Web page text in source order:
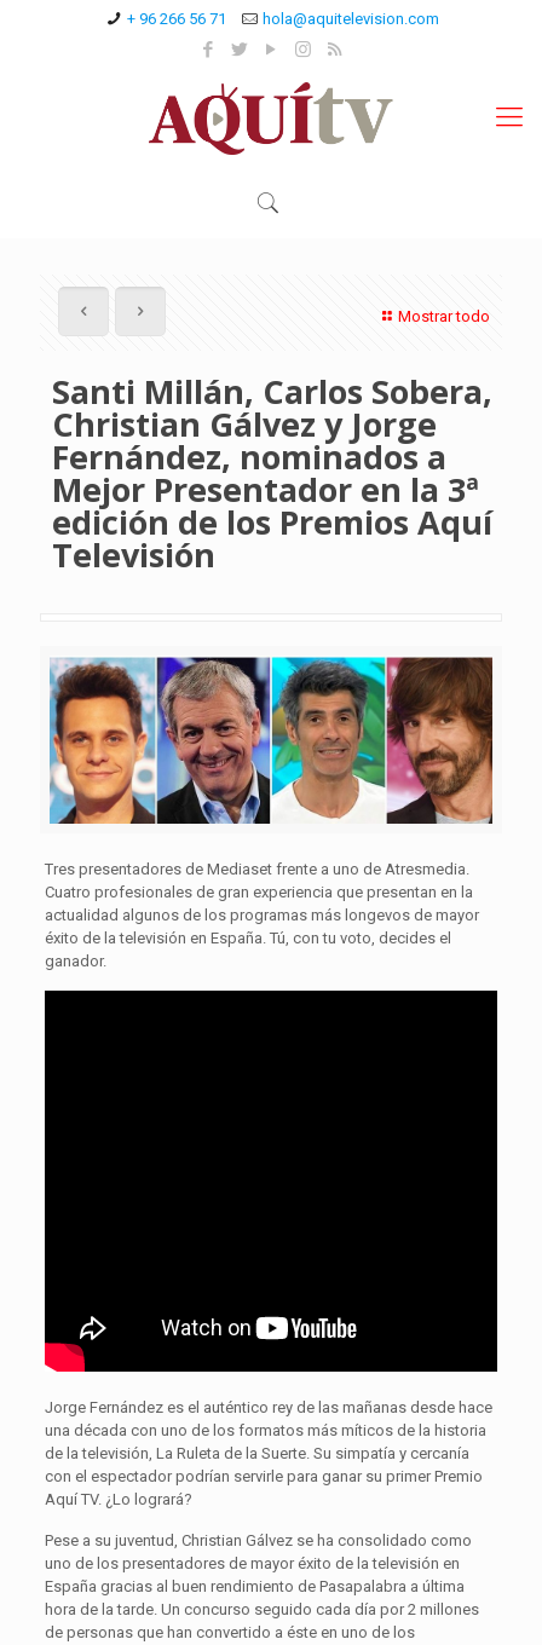
+ 96 266 56 71 hola@aquitelevision.com
Mostrar todo
Santi Millán, Carlos Sobera,
Christian Gálvez y Jorge
Fernández, nominados a
Mejor Presentador en la 3ª
edición de los Premios Aquí
Televisión
Tres presentadores de Mediaset frente a uno de Atresmedia.
Cuatro profesionales de gran experiencia que presentan en la
actualidad algunos de los programas más longevos de mayor
éxito de la televisión en España. Tú, con tu voto, decides el
ganador.
Jorge Fernández es el auténtico rey de las mañanas desde hace
una década con uno de los formatos más míticos de la historia
de la televisión, La Ruleta de la Suerte. Su simpatía y cercanía
con el espectador podrían servirle para ganar su primer Premio
Aquí TV. ¿Lo logrará?
Pese a su juventud, Christian Gálvez se ha consolidado como
uno de los presentadores de mayor éxito de la televisión en
España gracias al buen rendimiento de Pasapalabra a última
hora de la tarde. Un concurso seguido cada día por 2 millones
de personas que han convertido a éste en uno de los